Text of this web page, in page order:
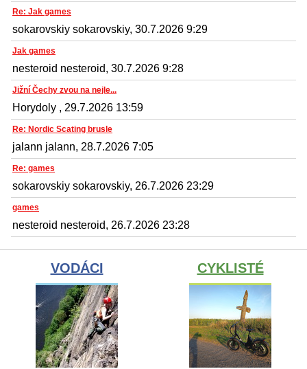
Re: Jak games
sokarovskiy sokarovskiy, 30.7.2026 9:29
Jak games
nesteroid nesteroid, 30.7.2026 9:28
Jižní Čechy zvou na nejle...
Horydoly , 29.7.2026 13:59
Re: Nordic Scating brusle
jalann jalann, 28.7.2026 7:05
Re: games
sokarovskiy sokarovskiy, 26.7.2026 23:29
games
nesteroid nesteroid, 26.7.2026 23:28
VODÁCI CYKLISTÉ